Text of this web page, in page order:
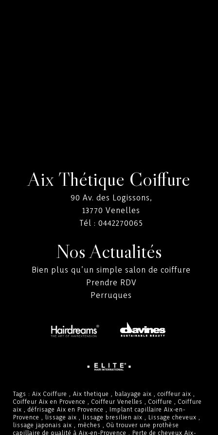
Aix Thétique Coiffure
90 Av. des Logissons,
13770 Venelles
Tél : 0442270065
Nos Actualités
Bien plus qu’un simple salon de coiffure
Prendre RDV
Perruques
Tags :Aix Coiffure ,Aix thetique , balayage aix ,coiffeur aix ,
Coiffeur Aix en Provence ,Coiffeur Venelles ,Coiffure ,Coiffure
aix ,défrisage Aix en Provence , Implant capillaire Aix-en-
Provence , lissage aix , lissage bresilien aix , Lissage cheveux ,
lissage japonais aix , mèches ,Où trouver une prothèse
capillaire de qualité à Aix-en-Provence , Perte de cheveux Aix-